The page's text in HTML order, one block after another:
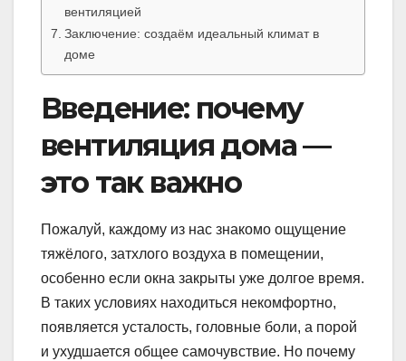
вентиляцией
Заключение: создаём идеальный климат в
доме
Введение: почему
вентиляция дома —
это так важно
Пожалуй, каждому из нас знакомо ощущение
тяжёлого, затхлого воздуха в помещении,
особенно если окна закрыты уже долгое время.
В таких условиях находиться некомфортно,
появляется усталость, головные боли, а порой
и ухудшается общее самочувствие. Но почему